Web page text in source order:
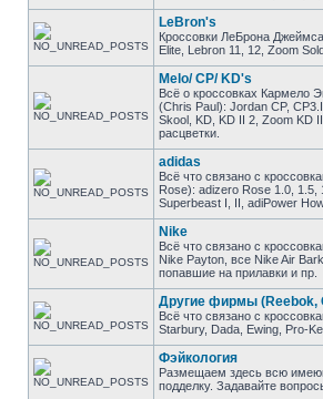
LeBron's
Кроссовки ЛеБрона
Elite, Lebron 11, 12, Zoom
Melo/ CP/ KD's
Всё о кроссовках Кармело
(Chris Paul): Jordan CP,
Skool, KD, KD II 2, Zoom KD
расцветки.
adidas
Всё что связано с
Rose): adizero Rose 1.0, 1.5,
Superbeast I, II, adiPower
Nike
Всё что связано с
Nike Payton, все Nike Air
попавшие на прилавки и пр.
Другие фирмы (Reebok,
Всё что связано с
Starbury, Dada, Ewing, Pro-
Фэйкология
Размещаем здесь всю
подделку. Задавайте